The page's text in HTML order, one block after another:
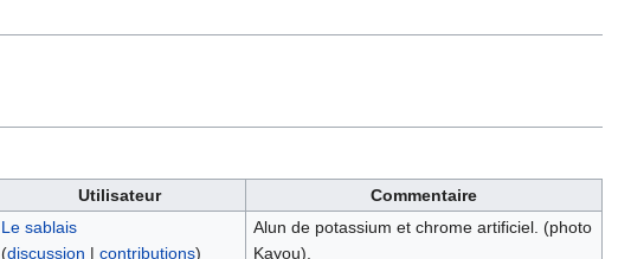
Utilisateur
Commentaire
Le sablais
(discussion | contributions)
Alun de potassium et chrome artificiel. (photo
Kayou).